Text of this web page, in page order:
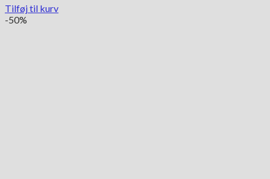
Tilføj til kurv
-50%